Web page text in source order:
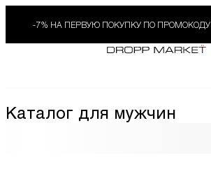
-7% НА ПЕРВУЮ ПОКУПКУ ПО ПРОМОКОДУ
Каталог для мужчин